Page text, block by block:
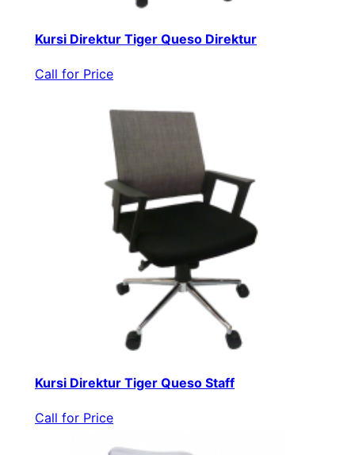
Kursi Direktur Tiger Queso Direktur
Call for Price
Kursi Direktur Tiger Queso Staff
Call for Price